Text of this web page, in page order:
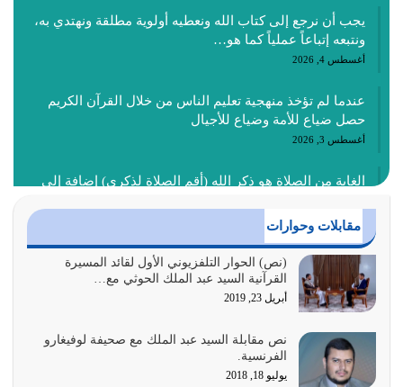
يجب أن نرجع إلى كتاب الله ونعطيه أولوية مطلقة ونهتدي به،
ونتبعه إتباعاً عملياً كما هو…
أغسطس 4, 2026
عندما لم تؤخذ منهجية تعليم الناس من خلال القرآن الكريم
حصل ضياع للأمة وضياع للأجيال
أغسطس 3, 2026
الغاية من الصلاة هو ذكر الله (أقم الصلاة لذكري) إضافة إلى
أغسطس 2, 2026
السبب الرئيسي لشقاء الأمة الابتعاد عن كتاب الله والتعدي
لحدود الله بالإضافات للدين
أغسطس 1, 2026
أبرز أسباب الشقاء هو الإعراض عن ذكر الله وعن هدى الله
المتمثل في القرآن الكريم
يوليو 31, 2026
مقابلات وحوارات
(نص) الحوار التلفزيوني الأول لقائد المسيرة
القرآنية السيد عبد الملك الحوثي مع…
أبريل 23, 2019
نص مقابلة السيد عبد الملك مع صحيفة لوفيغارو
الفرنسية.
يوليو 18, 2018